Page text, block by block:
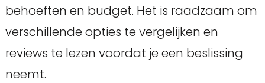
behoeften en budget. Het is raadzaam om
verschillende opties te vergelijken en
reviews te lezen voordat je een beslissing
neemt.